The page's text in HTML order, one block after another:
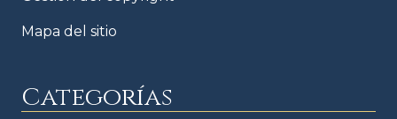
Mapa del sitio
Categorías